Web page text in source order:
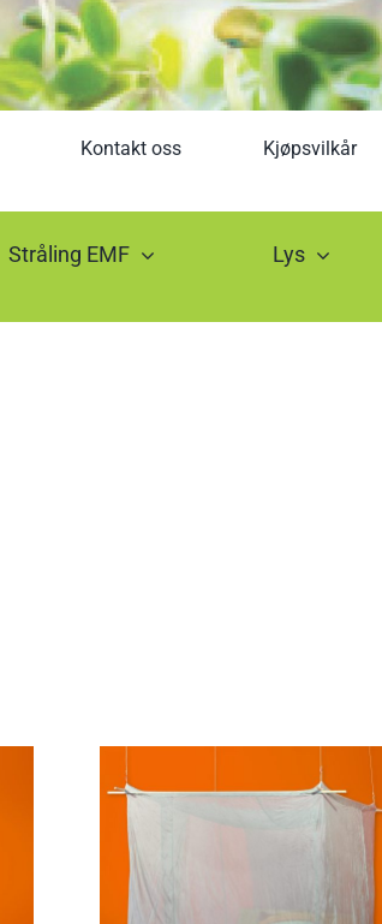
Kontakt oss Kjøpsvilkår
Stråling EMF Lys